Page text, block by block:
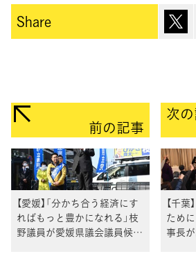
Share
前の記事
【愛媛】「分かち合う経済にす
ればもっと豊かになれる」枝
野議員が愛媛県議会議員候補
次
【千葉
ため
事長